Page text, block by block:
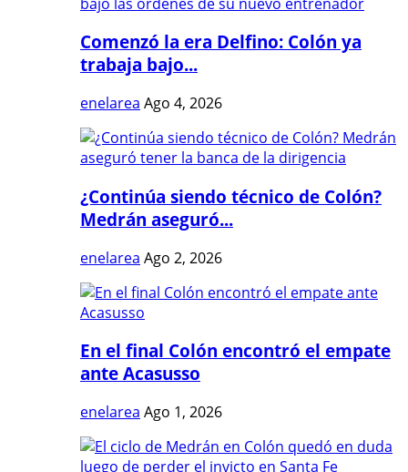
Comenzó la era Delfino: Colón ya
trabaja bajo...
enelarea Ago 4, 2026
¿Continúa siendo técnico de Colón?
Medrán aseguró...
enelarea Ago 2, 2026
En el final Colón encontró el empate
ante Acasusso
enelarea Ago 1, 2026